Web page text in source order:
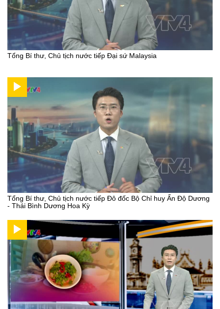
Tổng Bí thư, Chủ tịch nước tiếp Đại sứ Malaysia
Tổng Bí thư, Chủ tịch nước tiếp Đô đốc Bộ Chỉ huy Ấn Độ Dương
- Thái Bình Dương Hoa Kỳ